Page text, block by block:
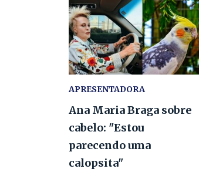
APRESENTADORA
Ana Maria Braga sobre
cabelo: "Estou
parecendo uma
calopsita"